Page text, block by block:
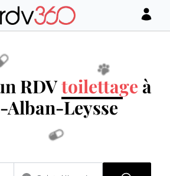
RDVtoilettage à
Alban-Leysse